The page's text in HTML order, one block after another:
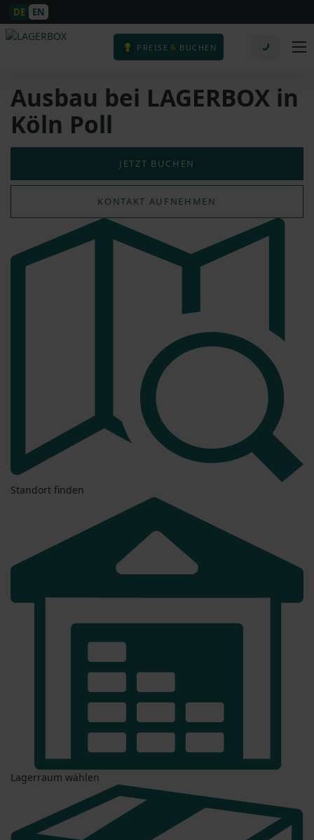
DE EN
PREISE & BUCHEN
Ausbau bei LAGERBOX in
Köln Poll
JETZT BUCHEN
KONTAKT AUFNEHMEN
Standort finden
Lagerraum wählen